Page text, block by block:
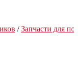
/Запчасти для